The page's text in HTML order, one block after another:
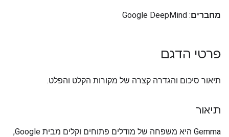
מחברים: Google DeepMind
פרטי הדגם
תיאור סיכום והגדרה קצרה של מקורות הקלט והפלט.
תיאור
Gemma היא משפחה של מודלים פתוחים וקלים מבית Google,